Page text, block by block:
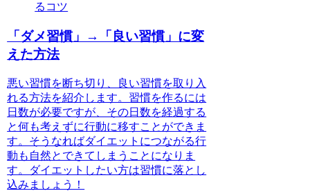
るコツ
「ダメ習慣」→「良い習慣」に変
えた方法
悪い習慣を断ち切り、良い習慣を取り入
れる方法を紹介します。習慣を作るには
日数が必要ですが、その日数を経過する
と何も考えずに行動に移すことができま
す。そうなればダイエットにつながる行
動も自然とできてしまうことになりま
す。ダイエットしたい方は習慣に落とし
込みましょう！